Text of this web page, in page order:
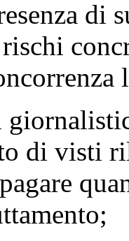
di
di visti